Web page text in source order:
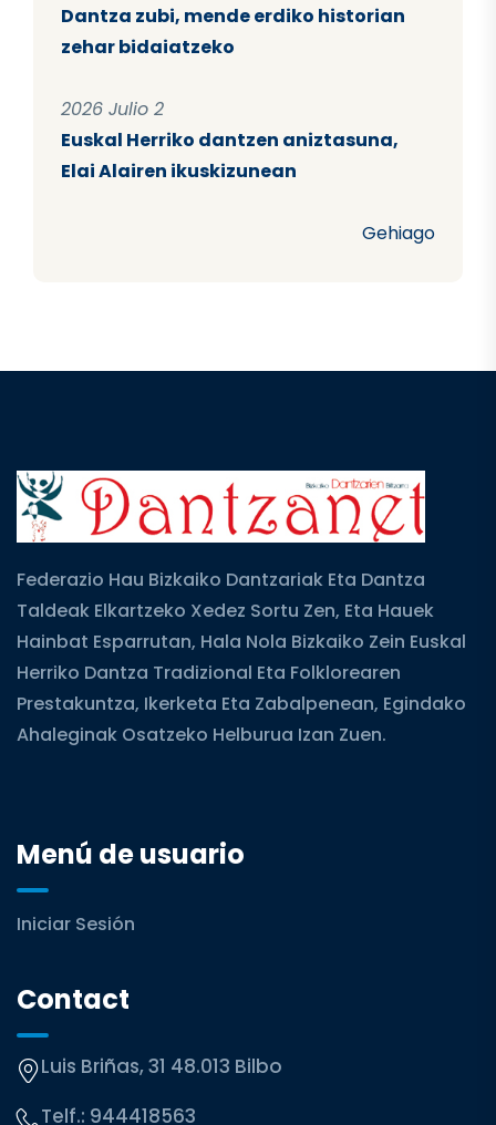
Dantza zubi, mende erdiko historian
zehar bidaiatzeko
2026 Julio 2
Euskal Herriko dantzen aniztasuna,
Elai Alairen ikuskizunean
Gehiago
Federazio Hau Bizkaiko Dantzariak Eta Dantza
Taldeak Elkartzeko Xedez Sortu Zen, Eta Hauek
Hainbat Esparrutan, Hala Nola Bizkaiko Zein Euskal
Herriko Dantza Tradizional Eta Folklorearen
Prestakuntza, Ikerketa Eta Zabalpenean, Egindako
Ahaleginak Osatzeko Helburua Izan Zuen.
Menú de usuario
Iniciar Sesión
Contact
Luis Briñas, 31 48.013 Bilbo
Telf.: 944418563